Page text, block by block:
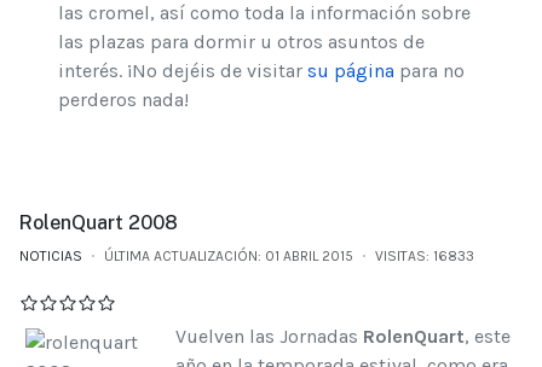
las cromel, así como toda la información sobre
las plazas para dormir u otros asuntos de
interés. ¡No dejéis de visitar su página para no
perderos nada!
RolenQuart 2008
NOTICIAS ÚLTIMA ACTUALIZACIÓN: 01 ABRIL 2015 VISITAS: 16833
Vuelven las Jornadas RolenQuart, este